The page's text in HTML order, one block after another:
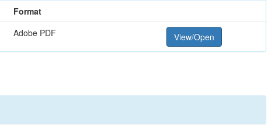
Format
Adobe PDF View/Open